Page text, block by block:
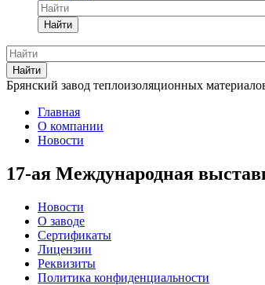
Найти
Найти
Брянский завод теплоизоляционных
Главная
О компании
Новости
17-ая Международная
Новости
О заводе
Сертификаты
Лицензии
Реквизиты
Политика конфиденциальности